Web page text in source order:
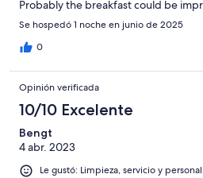
Probably the breakfast could be
Se hospedó 1 noche en junio de 2025
0
Opinión verificada
10/10 Excelente
Bengt
4 abr. 2023
Le gustó: Limpieza, servicio y